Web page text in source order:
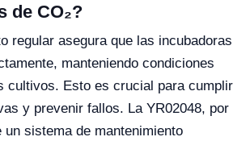
de CO₂?
regular asegura que las incubadoras
manteniendo condiciones
cultivos. Esto es crucial para cumplir
y prevenir fallos. La YR02048, por
un sistema de mantenimiento